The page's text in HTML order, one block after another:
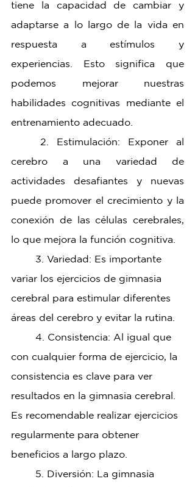
tiene la capacidad de cambiar y
adaptarse a lo largo de la vida en
respuesta a estímulos y
experiencias. Esto significa que
podemos mejorar nuestras
habilidades cognitivas mediante el
entrenamiento adecuado.
cerebro a una variedad de
actividades desafiantes y nuevas
puede promover el crecimiento y la
conexión de las células cerebrales,
lo que mejora la función cognitiva.
variar los ejercicios de gimnasia
cerebral para estimular diferentes
áreas del cerebro y evitar la rutina.
con cualquier forma de ejercicio, la
consistencia es clave para ver
resultados en la gimnasia cerebral.
Es recomendable realizar ejercicios
regularmente para obtener
beneficios a largo plazo.